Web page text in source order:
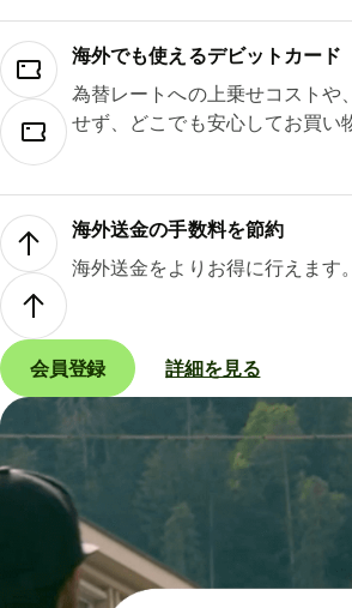
海外でも使えるデビットカード
為替レートへの上乗せコストや
せず、どこでも安心してお買い
海外送金の手数料を節約
海外送金をよりお得に行えます。
会員登録 詳細を見る